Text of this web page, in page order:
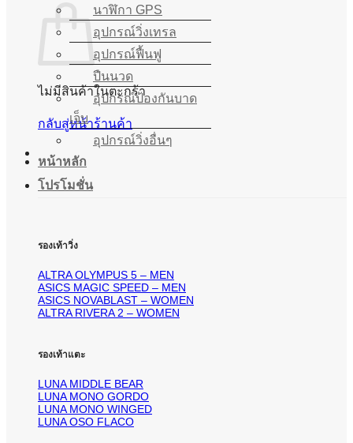
ไม่มีสินค้าในตะกร้า
กลับสู่หน้าร้านค้า
นาฬิกา GPS
อุปกรณ์วิ่งเทรล
อุปกรณ์ฟื้นฟู
ปืนนวด
อุปกรณ์ป้องกันบาด
เจ็บ
อุปกรณ์วิ่งอื่นๆ
หน้าหลัก
โปรโมชั่น
รองเท้าวิ่ง
ALTRA OLYMPUS 5 – MEN
ASICS MAGIC SPEED – MEN
ASICS NOVABLAST – WOMEN
ALTRA RIVERA 2 – WOMEN
รองเท้าแตะ
LUNA MIDDLE BEAR
LUNA MONO GORDO
LUNA MONO WINGED
LUNA OSO FLACO